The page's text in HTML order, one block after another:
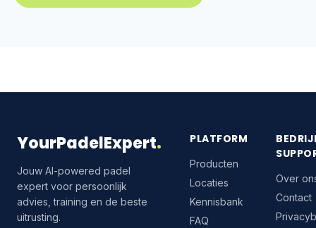
YourPadelExpert.
Jouw AI-powered padel
expert voor persoonlijk
advies, training en de beste
uitrusting.
PLATFORM
Producten
Locaties
Kennisbank
FAQ
Over
Contact